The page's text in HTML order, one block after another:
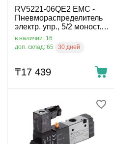
RV5221-06QE2 EMC -
Пневмораспределитель
электр. упр., 5/2 моност.,
G1/8, 220 VAC
в наличии: 16
доп. склад: 65
30 дней
₸17 439